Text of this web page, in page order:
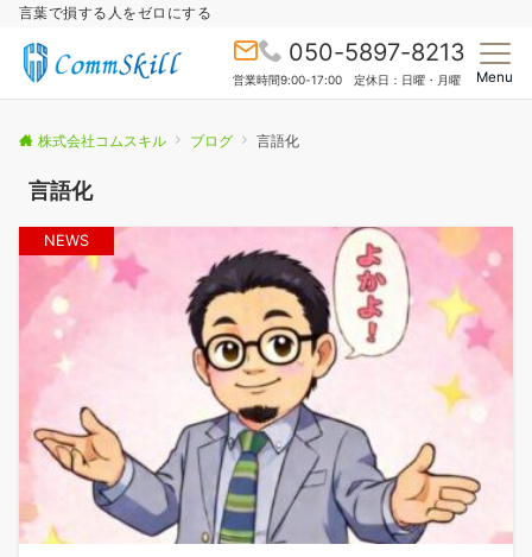
言葉で損する人をゼロにする
050-5897-8213
営業時間9:00-17:00 定休日：日曜・月曜 Menu
株式会社コムスキル ブログ 言語化
言語化
NEWS